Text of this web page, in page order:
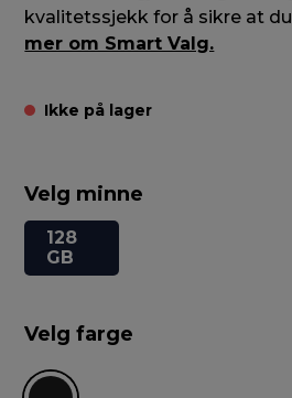
kvalitetssjekk for å sikre at
mer om Smart Valg.
Ikke på lager
Velg minne
128
GB
Velg farge